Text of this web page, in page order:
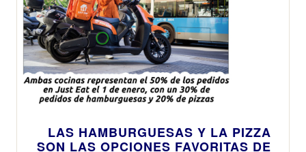
LAS HAMBURGUESAS Y LA PIZZA
SON LAS OPCIONES FAVORITAS DE